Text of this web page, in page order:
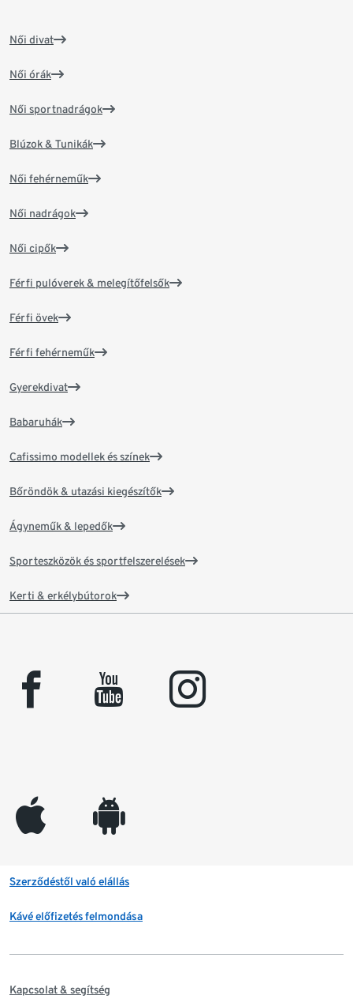
Női divat
Női órák
Női sportnadrágok
Blúzok & Tunikák
Női fehérneműk
Női nadrágok
Női cipők
Férfi pulóverek & melegítőfelsők
Férfi övek
Férfi fehérneműk
Gyerekdivat
Babaruhák
Cafissimo modellek és színek
Bőröndök & utazási kiegészítők
Ágyneműk & lepedők
Sporteszközök és sportfelszerelések
Kerti & erkélybútorok
facebook youtube instagram
appleinc android
Szerződéstől való elállás
Kávé előfizetés felmondása
Kapcsolat & segítség